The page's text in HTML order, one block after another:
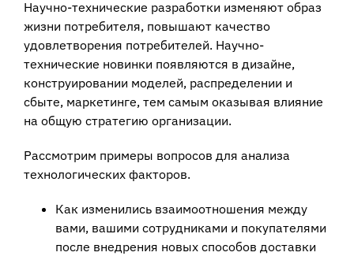
Научно-технические разработки изменяют образ
жизни потребителя, повышают качество
удовлетворения потребителей. Научно-
технические новинки появляются в дизайне,
конструировании моделей, распределении и
сбыте, маркетинге, тем самым оказывая влияние
на общую стратегию организации.
Рассмотрим примеры вопросов для анализа
технологических факторов.
Как изменились взаимоотношения между
вами, вашими сотрудниками и покупателями
после внедрения новых способов доставки